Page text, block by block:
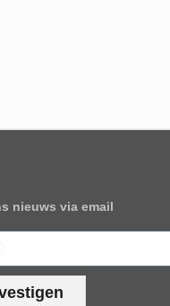
nieuws via email